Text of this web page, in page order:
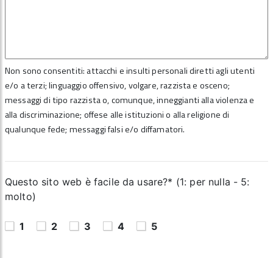
Non sono consentiti: attacchi e insulti personali diretti agli utenti
e/o a terzi; linguaggio offensivo, volgare, razzista e osceno;
messaggi di tipo razzista o, comunque, inneggianti alla violenza e
alla discriminazione; offese alle istituzioni o alla religione di
qualunque fede; messaggi falsi e/o diffamatori.
Questo sito web è facile da usare?* (1: per nulla - 5:
molto)
1 2 3 4 5